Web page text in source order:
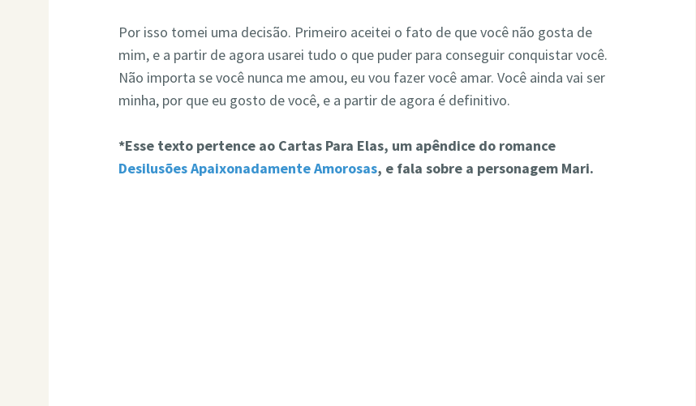
Por isso tomei uma decisão. Primeiro aceitei o fato de que você não gosta de
mim, e a partir de agora usarei tudo o que puder para conseguir conquistar você.
Não importa se você nunca me amou, eu vou fazer você amar. Você ainda vai ser
minha, por que eu gosto de você, e a partir de agora é definitivo.
*Esse texto pertence ao Cartas Para Elas, um apêndice do romance
Desilusões Apaixonadamente Amorosas, e fala sobre a personagem Mari.